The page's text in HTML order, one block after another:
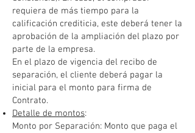
requiera de más tiempo para la
calificación crediticia, este deberá tener la
aprobación de la ampliación del plazo por
parte de la empresa.
En el plazo de vigencia del recibo de
separación, el cliente deberá pagar la
inicial para el monto para firma de
Contrato.
Detalle de montos:
Monto por Separación: Monto que paga el